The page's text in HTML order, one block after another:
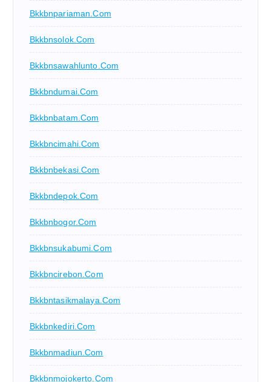
Bkkbnpariaman.com
Bkkbnsolok.com
Bkkbnsawahlunto.com
Bkkbndumai.com
Bkkbnbatam.com
Bkkbncimahi.com
Bkkbnbekasi.com
Bkkbndepok.com
Bkkbnbogor.com
Bkkbnsukabumi.com
Bkkbncirebon.com
Bkkbntasikmalaya.com
Bkkbnkediri.com
Bkkbnmadiun.com
Bkkbnmojokerto.com